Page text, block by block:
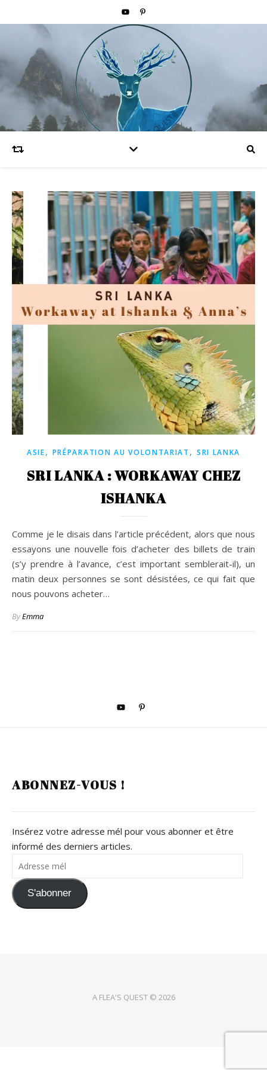
ASIE, PRÉPARATION AU VOLONTARIAT , SRI LANKA
SRI LANKA : WORKAWAY CHEZ
ISHANKA
Comme je le disais dans l’article précédent, alors que nous
essayons une nouvelle fois d’acheter des billets de train
(s’y prendre à l’avance, c’est important semblerait-il), un
matin deux personnes se sont désistées, ce qui fait que
nous pouvons acheter…
ByEmma
ABONNEZ-VOUS !
Insérez votre adresse mél pour vous abonner et être
informé des derniers articles.
Adresse mél
S'abonner
A FLEA'S QUEST © 2026